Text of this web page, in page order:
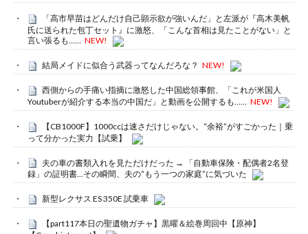
「高市早苗はどんだけ自己顕示欲が強いんだ」と左派が『高木美帆
氏に送られた包丁セット』に激怒、「こんな首相は見たことがない」と
言い張るも……
NEW!
結局メイドに似合う武器ってなんだろな？ NEW!
西側からの手痛い指摘に激怒した中国総領事館、「これが米国人
Youtuberが紹介する本当の中国だ」と動画を公開するも……
NEW!
【CB1000F】1000ccは速さだけじゃない。“余裕”がすごかった｜乗
って分かった実力【試乗】
夫の車の書類入れを見ただけだった → 「自動車保険・配偶者2名登
録」の証明書…その瞬間、夫の“もう一つの家庭”に気づいた
新型レクサス ES 350E 試乗車
【part117本日の聖遺物ガチャ】黒曜＆絵巻周回中【原神】